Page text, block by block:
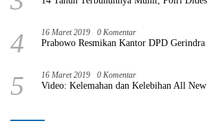
4 16 Maret 2019 0 Komentar
Prabowo Resmikan Kantor DPD Gerindra
5 16 Maret 2019 0 Komentar
Video: Kelemahan dan Kelebihan All